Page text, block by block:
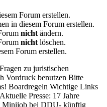
Forum erstellen.
in diesem Forum erstellen.
nicht ändern.
nicht löschen.
Forum erstellen.
zu juristischen
Vordruck benutzen Bitte
Boardregeln Wichtige Links
Presse: 17 Jahre
Minijob bei DDU- künftig